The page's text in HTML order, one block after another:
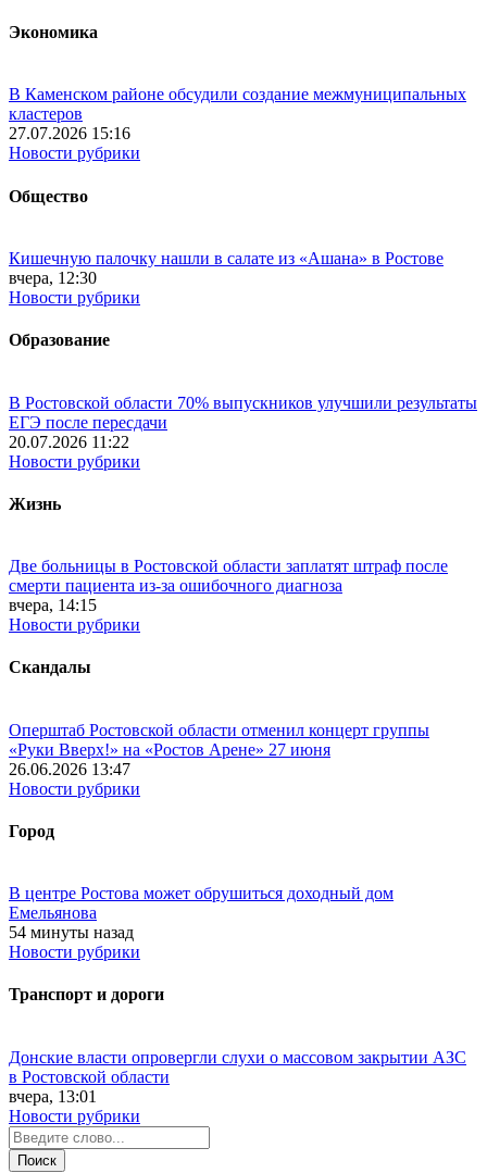
Экономика
В Каменском районе обсудили создание межмуниципальных
кластеров
27.07.2026 15:16
Новости рубрики
Общество
Кишечную палочку нашли в салате из «Ашана» в Ростове
вчера, 12:30
Новости рубрики
Образование
В Ростовской области 70% выпускников улучшили результаты
ЕГЭ после пересдачи
20.07.2026 11:22
Новости рубрики
Жизнь
Две больницы в Ростовской области заплатят штраф после
смерти пациента из-за ошибочного диагноза
вчера, 14:15
Новости рубрики
Скандалы
Оперштаб Ростовской области отменил концерт группы
«Руки Вверх!» на «Ростов Арене» 27 июня
26.06.2026 13:47
Новости рубрики
Город
В центре Ростова может обрушиться доходный дом
Емельянова
54 минуты назад
Новости рубрики
Транспорт и дороги
Донские власти опровергли слухи о массовом закрытии АЗС
в Ростовской области
вчера, 13:01
Новости рубрики